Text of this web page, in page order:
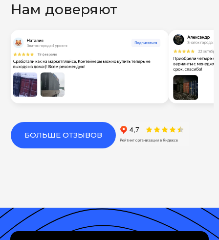
Нам доверяют
БОЛЬШЕ ОТЗЫВОВ